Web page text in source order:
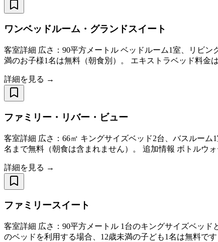
ワンベッドルーム・グランドスイート
客室詳細 広さ：90平方メートル ベッドルーム1室、リビ
満のお子様1名は無料（朝食別）。 エキストラベッド料金
詳細を見る →
ファミリー・リバー・ビュー
客室詳細 広さ：66㎡ キングサイズベッド2台、バスルー
名まで無料（朝食は含まれません）。 追加情報 ボトルウ
詳細を見る →
ファミリースイート
客室詳細 広さ：90平方メートル 1台のキングサイズベッ
のベッドを利用する場合、12歳未満の子ども1名は無料で